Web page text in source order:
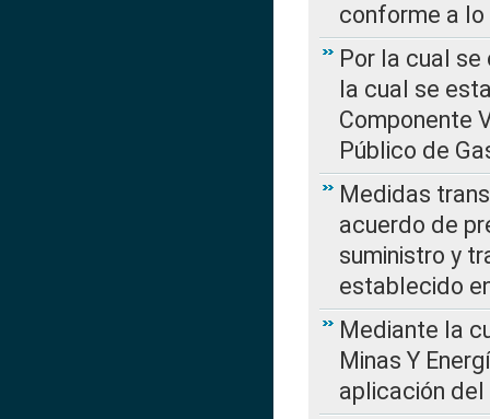
conforme a lo
Por la cual se
la cual se
Componente
Público de
Medidas
acuerdo de
suministro y
establecido
Mediante la
Minas Y
aplicación